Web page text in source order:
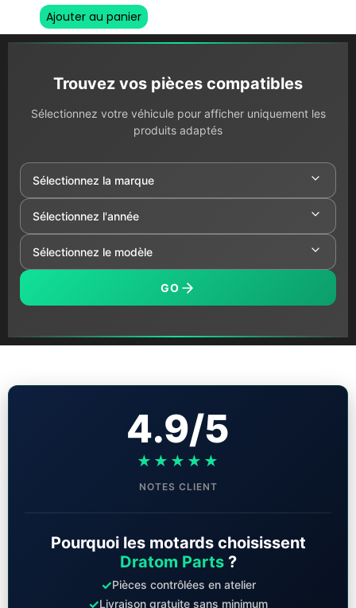
Ajouter au panier
Trouvez vos pièces compatibles
Sélectionnez votre véhicule pour afficher uniquement les
produits adaptés
GO
4.9/5
★★★★★
NOTES CLIENT
Pourquoi les motards choisissent
Dratom Parts?
✓Pièces contrôlées en atelier
✓Livraison gratuite sans minimum